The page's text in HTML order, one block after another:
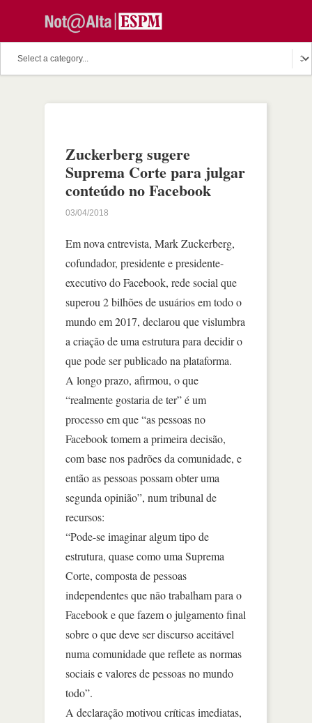
Zuckerberg sugere
Suprema Corte para julgar
conteúdo no Facebook
03/04/2018
Em nova entrevista, Mark Zuckerberg,
cofundador, presidente e presidente-
executivo do Facebook, rede social que
superou 2 bilhões de usuários em todo o
mundo em 2017, declarou que vislumbra
a criação de uma estrutura para decidir o
que pode ser publicado na plataforma.
A longo prazo, afirmou, o que
“realmente gostaria de ter” é um
processo em que “as pessoas no
Facebook tomem a primeira decisão,
com base nos padrões da comunidade, e
então as pessoas possam obter uma
segunda opinião”, num tribunal de
recursos:
“Pode-se imaginar algum tipo de
estrutura, quase como uma Suprema
Corte, composta de pessoas
independentes que não trabalham para o
Facebook e que fazem o julgamento final
sobre o que deve ser discurso aceitável
numa comunidade que reflete as normas
sociais e valores de pessoas no mundo
todo”.
A declaração motivou críticas imediatas,